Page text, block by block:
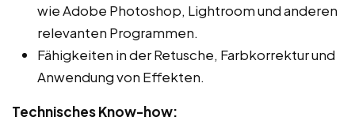
wie Adobe Photoshop, Lightroom und anderen
relevanten Programmen.
Fähigkeiten in der Retusche, Farbkorrektur und
Anwendung von Effekten.
Technisches Know-how: